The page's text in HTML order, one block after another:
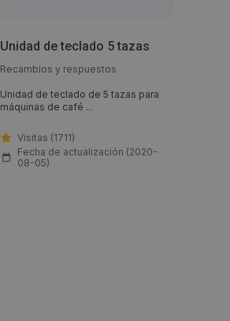
Unidad de teclado 5 tazas
Recambios y respuestos
Unidad de teclado de 5 tazas para
máquinas de café ...
Visitas (1711)
Fecha de actualización (2020-
08-05)